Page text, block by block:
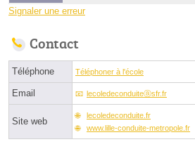
Signaler une erreur
Contact
Téléphone Téléphoner à l'école
Email lecoledeconduiteⓐsfr.fr
Site web
lecoledeconduite.fr
www.lille-conduite-metropole.fr